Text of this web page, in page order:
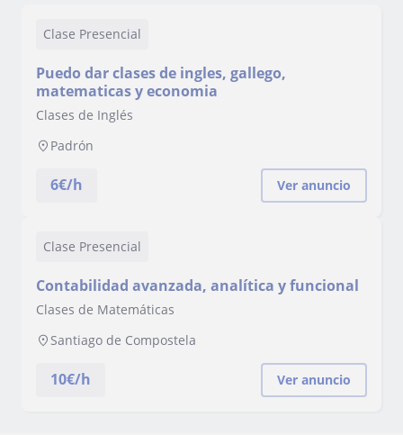
Clase Presencial
Puedo dar clases de ingles, gallego,
matematicas y economia
Clases de Inglés
Padrón
6€/h Ver anuncio
Clase Presencial
Contabilidad avanzada, analítica y funcional
Clases de Matemáticas
Santiago de Compostela
10€/h Ver anuncio